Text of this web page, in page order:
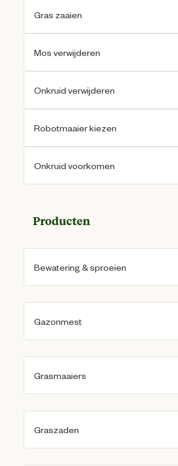
Gras zaaien
Mos verwijderen
Onkruid verwijderen
Robotmaaier kiezen
Onkruid voorkomen
Producten
Bewatering & sproeien
Gazonmest
Grasmaaiers
Graszaden